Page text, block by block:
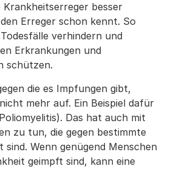
Krankheitserreger besser
Erreger schon kennt. So
verhindern und
Erkrankungen und
schützen.
die es Impfungen gibt,
mehr auf. Ein Beispiel dafür
Das hat auch mit
zu tun, die gegen bestimmte
sind. Wenn genügend Menschen
geimpft sind, kann eine